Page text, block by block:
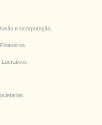
e incorporação.
Lucrativos